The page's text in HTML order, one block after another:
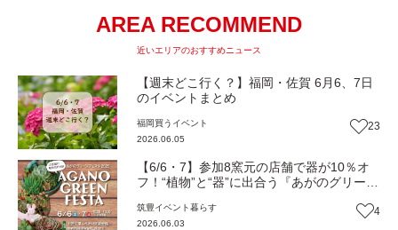
AREA RECOMMEND
近いエリアのおすすめニュース
【週末どこ行く？】福岡・佐賀 6月6、7日
のイベントまとめ
福岡 買う イベント
2026.06.05
23
【6/6・7】参加8窯元の店舗で器が10％オ
フ！“植物”と“器”に出合う『あがのグリーン
ト】
筑豊イベント暮らす
2026.06.03
4